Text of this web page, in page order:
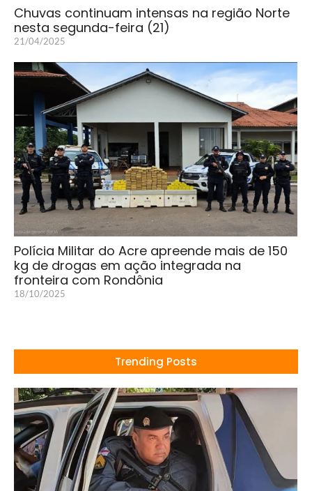
Chuvas continuam intensas na região Norte
nesta segunda-feira (21)
21/04/2025
Polícia Militar do Acre apreende mais de 150
kg de drogas em ação integrada na
fronteira com Rondônia
18/10/2025
Trending Posts